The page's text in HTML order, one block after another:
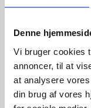
Denne
Vi bruger cookies
annoncer, til at
at analysere
din brug af vores